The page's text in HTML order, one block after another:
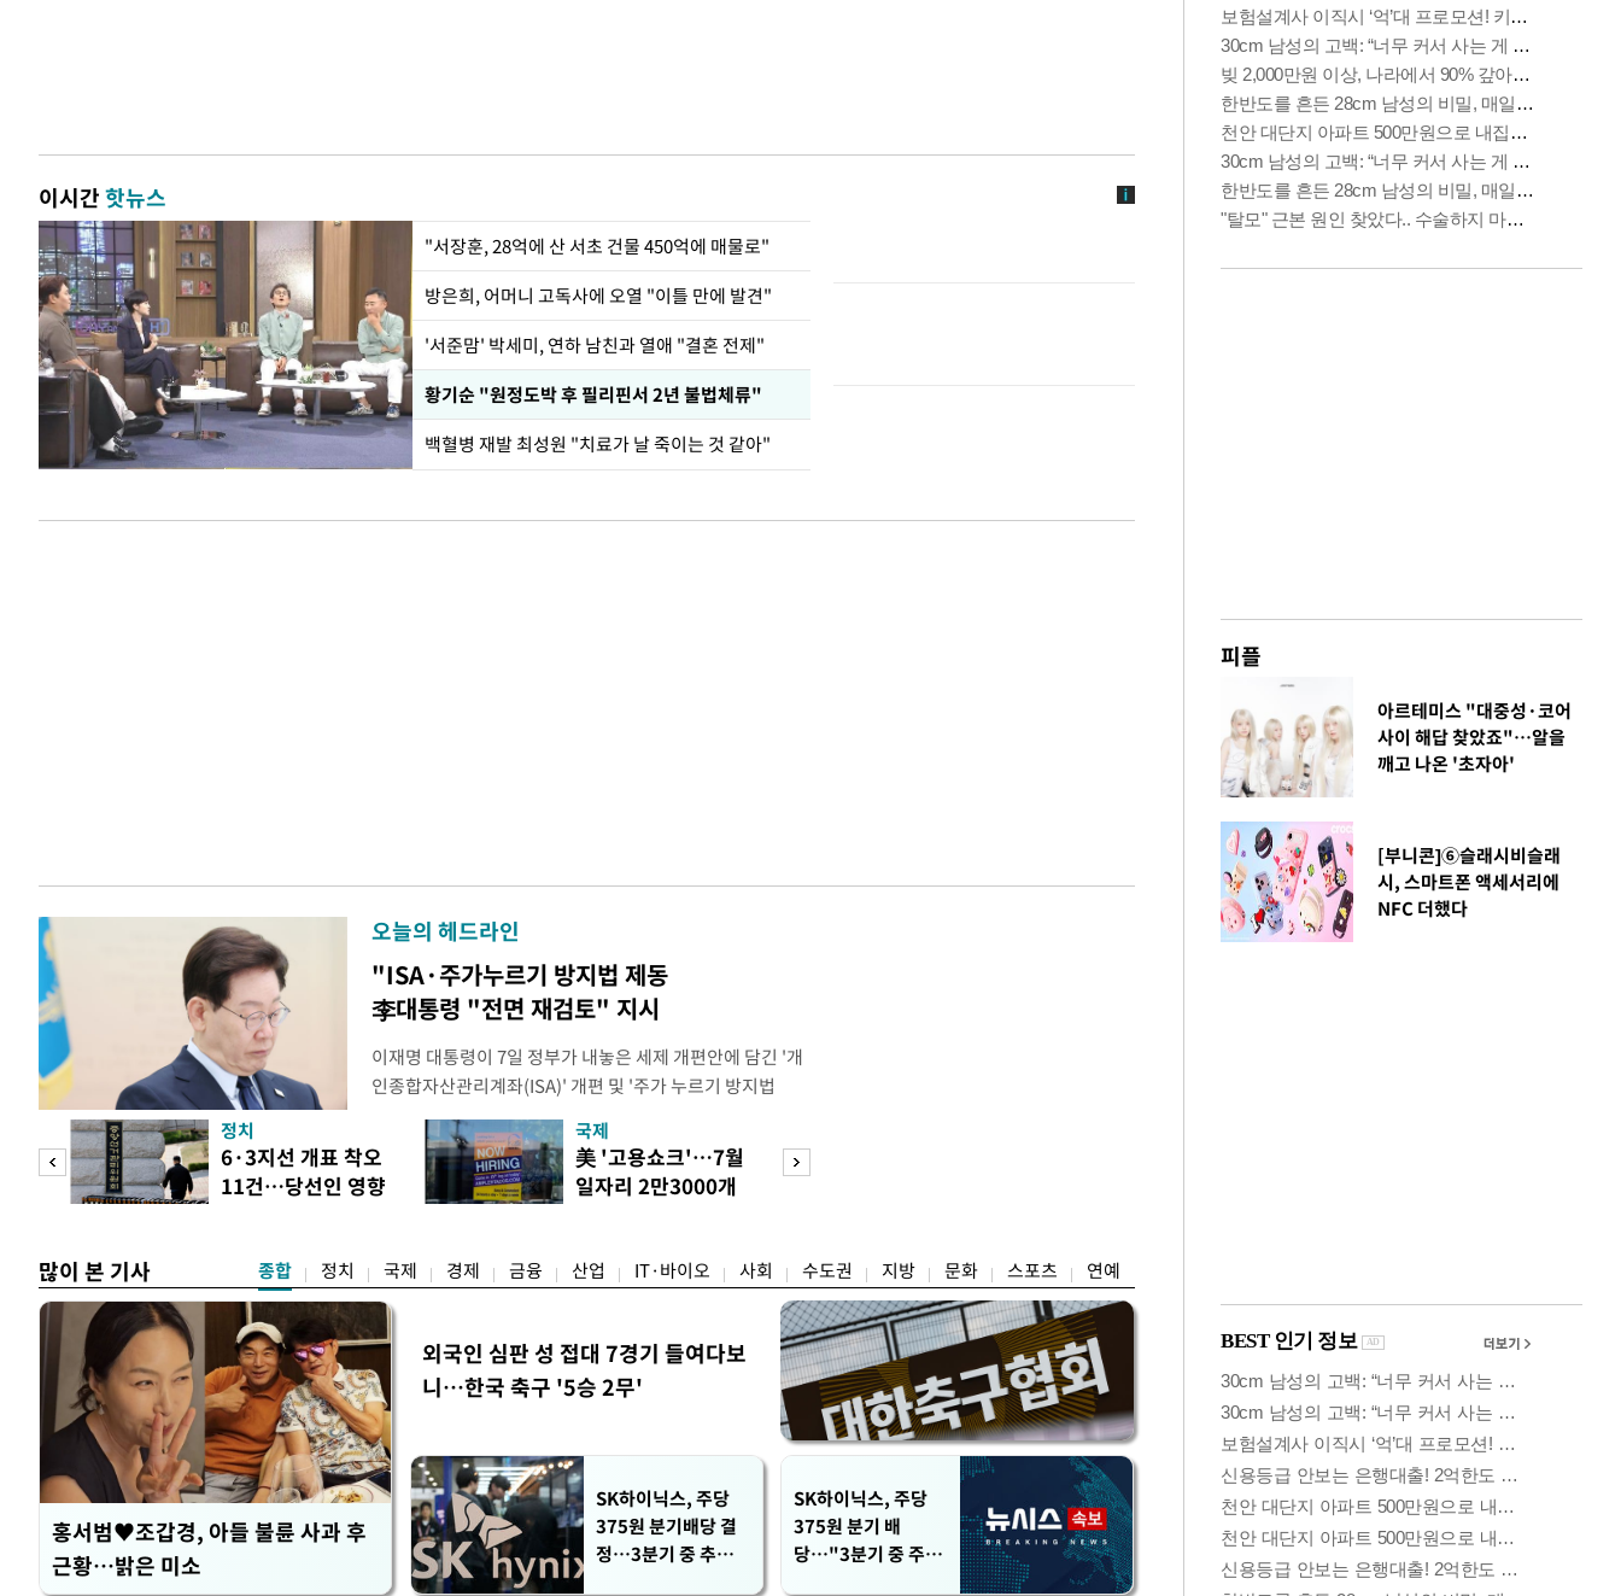
이시간핫뉴스
"서장훈, 28억에 산 서초 건물 450억에 매물로"
방은희, 어머니 고독사에 오열 "이틀 만에 발견"
'서준맘' 박세미, 연하 남친과 열애 "결혼 전제"
황기순 "원정도박 후 필리핀서 2년 불법체류"
백혈병 재발 최성원 "치료가 날 죽이는 것 같아"
오늘의 헤드라인
"ISA·주가누르기 방지법 제동
李대통령 "전면 재검토" 지시
이재명 대통령이 7일 정부가 내놓은 세제 개편안에 담긴 '개
인종합자산관리계좌(ISA)' 개편 및 '주가 누르기 방지법
안'을 전면 재검토 할 것을 지시했다. 이 대통령은 이날 참모
들과의 상황 점검 회의에서 ISA 개편 방안 및 주가 누르기 방
지법안을 둘러싼 투자자들의 반발 등에 대한 내용을 보고 받
았다. 이 자리에서 이 대통령은 ISA 개편안과
정치
6·3지선 개표 착오
11건…당선인 영향
국제
美 '고용쇼크'…7월
일자리 2만3000개
많이 본 기사 종합 정치 국제 경제 금융 산업 IT·바이오 사회 수도권 지방 문화 스포츠 연예
홍서범♥조갑경, 아들 불륜 사과 후
근황…밝은 미소
외국인 심판 성 접대 7경기 들여다보
니…한국 축구 '5승 2무'
SK하이닉스, 주당
375원 분기배당 결
정…3분기 중 추가
SK하이닉스, 주당
375원 분기 배
당…"3분기 중 주주
피플
아르테미스 "대중성·코어
사이 해답 찾았죠"…알을
깨고 나온 '초자아'
[부니콘]⑥슬래시비슬래
시, 스마트폰 액세서리에
NFC 더했다